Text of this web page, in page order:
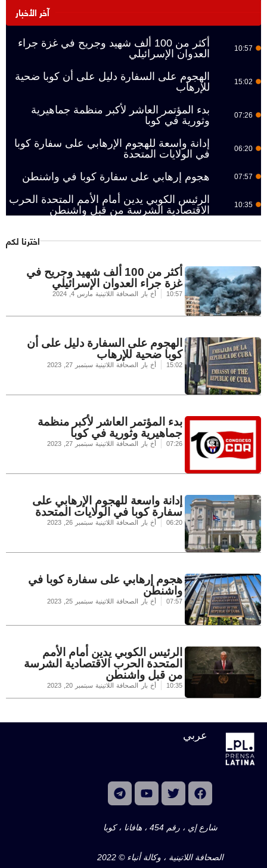
آخر الأخبار
10:57
أكثر من 100 ألف شهيد وجريح في غزة جراء
العدوان الإسرائيلي
15:02
الهجوم على السفارة دليل على أن كوبا ضحية
للإرهاب
07:26
بدء المؤتمر العاشر لأكبر منظمة جماهيرية
وثورية في كوبا
06:20
إدانة واسعة للهجوم الإرهابي على سفارة كوبا
في الولايات المتحدة
07:57 هجوم إرهابي على سفارة كوبا في واشنطن
10:35
الرئيس الكوبي يدين أمام الأمم المتحدة الحرب
الاقتصادية الشرسة من قبل واشنطن
اخترنا لكم
أكثر من 100 ألف شهيد وجريح في
غزة جراء العدوان الإسرائيلي
10:57 أخ بار الصحافة اللاتينية مارس 4, 2024
الهجوم على السفارة دليل على أن
كوبا ضحية للإرهاب
15:02 أخ بار الصحافة اللاتينية سبتمبر 27, 2023
بدء المؤتمر العاشر لأكبر منظمة
جماهيرية وثورية في كوبا
07:26 أخ بار الصحافة اللاتينية سبتمبر 27, 2023
إدانة واسعة للهجوم الإرهابي على
سفارة كوبا في الولايات المتحدة
06:20 أخ بار الصحافة اللاتينية سبتمبر 26, 2023
هجوم إرهابي على سفارة كوبا في
واشنطن
07:57 أخ بار الصحافة اللاتينية سبتمبر 25, 2023
الرئيس الكوبي يدين أمام الأمم
المتحدة الحرب الاقتصادية الشرسة
من قبل واشنطن
10:35 أخ بار الصحافة اللاتينية سبتمبر 20, 2023
عربي
شارع إي ، رقم 454 ، هافانا ، كوبا
الصحافة اللاتينية ، وكالة أنباء © 2022